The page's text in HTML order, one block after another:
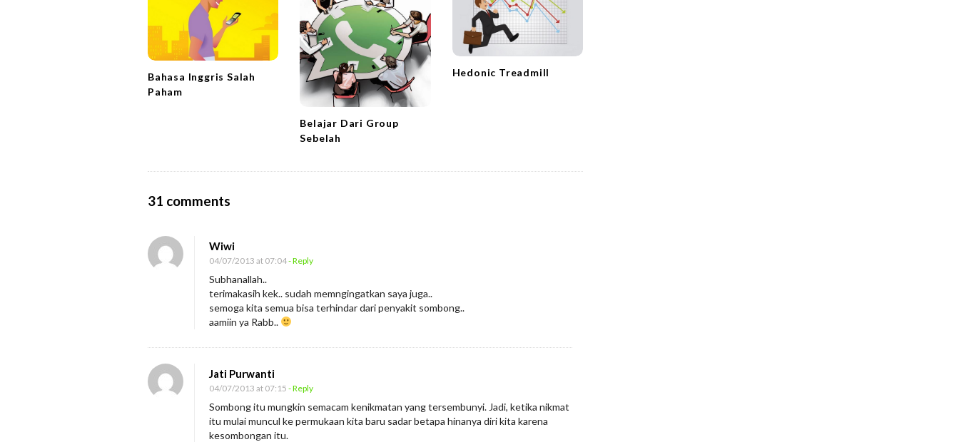
Bahasa Inggris Salah
Paham
Belajar Dari Group
Sebelah
Hedonic Treadmill
31 comments
S
o
m
b
o
i
t
u
T
Wiwi
04/07/2013 at 07:04- Reply
Subhanallah..
terimakasih kek.. sudah memngingatkan saya juga..
semoga kita semua bisa terhindar dari penyakit sombong..
aamiin ya Rabb..
Jati Purwanti
04/07/2013 at 07:15 - Reply
Sombong itu mungkin semacam kenikmatan yang tersembunyi. Jadi, ketika nikmat
itu mulai muncul ke permukaan kita baru sadar betapa hinanya diri kita karena
kesombongan itu.